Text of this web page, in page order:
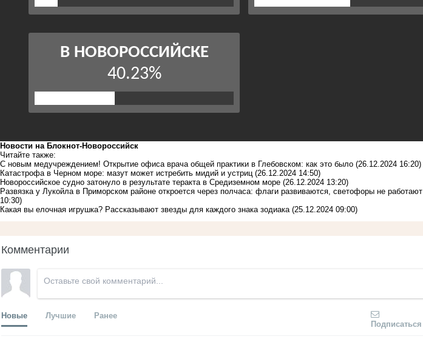
Новости на Блoкнoт-Новороссийск
Читайте также:
С новым медучреждением! Открытие офиса врача общей практики в Глебовском: как это было (26.12.2024 16:20)
Катастрофа в Черном море: мазут может истребить мидий и устриц (26.12.2024 14:50)
Новороссийское судно затонуло в результате теракта в Средиземном море (26.12.2024 13:20)
Развязка у Лукойла в Приморском районе откроется через полчаса: флаги развиваются, светофоры не работают
10:30)
Какая вы елочная игрушка? Рассказывают звезды для каждого знака зодиака (25.12.2024 09:00)
Комментарии
Новые Лучшие Ранее
Подписаться